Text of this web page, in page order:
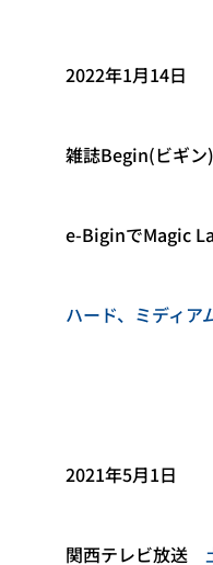
2022年1月14日
雑誌Begin(ビギ
e-BiginでMagic
ハード、ミディア
2021年5月1日
関西テレビ放送